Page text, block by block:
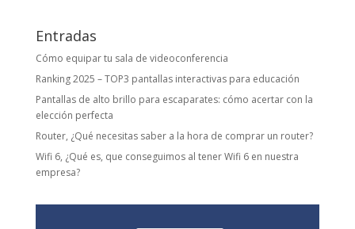
Entradas
Cómo equipar tu sala de videoconferencia
Ranking 2025 – TOP3 pantallas interactivas para educación
Pantallas de alto brillo para escaparates: cómo acertar con la
elección perfecta
Router, ¿Qué necesitas saber a la hora de comprar un router?
Wifi 6, ¿Qué es, que conseguimos al tener Wifi 6 en nuestra
empresa?